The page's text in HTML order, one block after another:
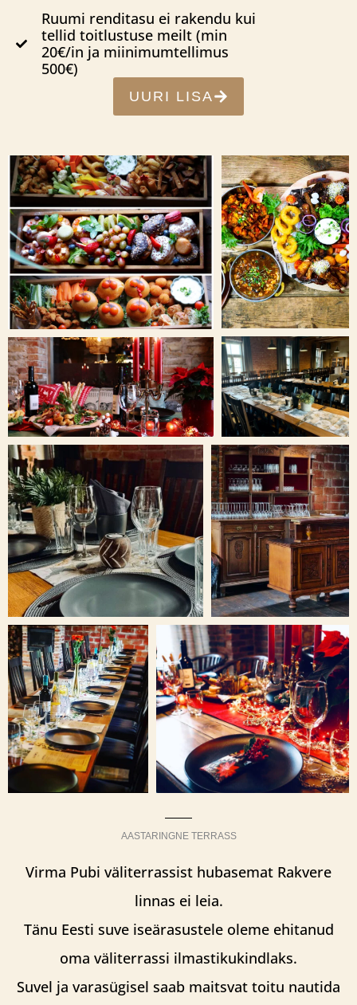
Ruumi renditasu ei rakendu kui
tellid toitlustuse meilt (min
20€/in ja miinimumtellimus
500€)
UURI LISA
AASTARINGNE TERRASS
Virma Pubi väliterrassist hubasemat Rakvere
linnas ei leia.
Tänu Eesti suve iseärasustele oleme ehitanud
oma väliterrassi ilmastikukindlaks.
Suvel ja varasügisel saab maitsvat toitu nautida